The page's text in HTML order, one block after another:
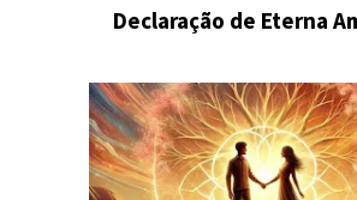
Declaração de Eterna